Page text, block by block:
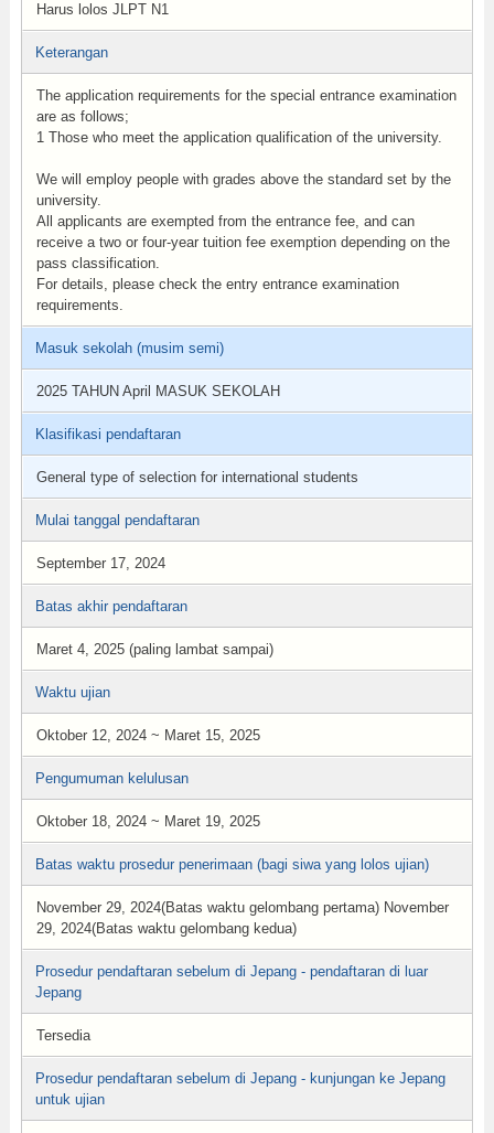
Harus lolos JLPT N1
Keterangan
The application requirements for the special entrance examination
are as follows;
1 Those who meet the application qualification of the university.
We will employ people with grades above the standard set by the
university.
All applicants are exempted from the entrance fee, and can
receive a two or four-year tuition fee exemption depending on the
pass classification.
For details, please check the entry entrance examination
requirements.
Masuk sekolah (musim semi)
2025 TAHUN April MASUK SEKOLAH
Klasifikasi pendaftaran
General type of selection for international students
Mulai tanggal pendaftaran
September 17, 2024
Batas akhir pendaftaran
Maret 4, 2025 (paling lambat sampai)
Waktu ujian
Oktober 12, 2024 ~ Maret 15, 2025
Pengumuman kelulusan
Oktober 18, 2024 ~ Maret 19, 2025
Batas waktu prosedur penerimaan (bagi siwa yang lolos ujian)
November 29, 2024(Batas waktu gelombang pertama) November
29, 2024(Batas waktu gelombang kedua)
Prosedur pendaftaran sebelum di Jepang - pendaftaran di luar
Jepang
Tersedia
Prosedur pendaftaran sebelum di Jepang - kunjungan ke Jepang
untuk ujian